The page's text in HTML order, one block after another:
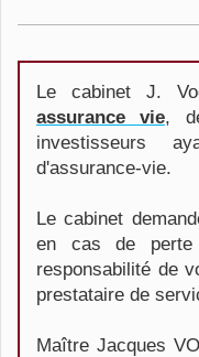
Le cabinet J.
assurance vie,
investisseurs
d'assurance-vie.
Le cabinet
en cas de perte
responsabilité de
prestataire de
Maître Jacques